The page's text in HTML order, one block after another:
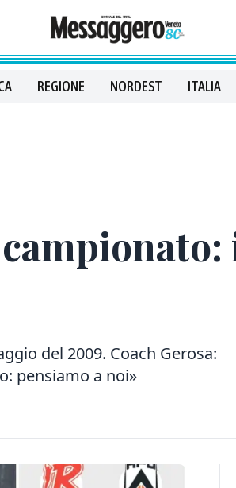
REGIONE NORDEST ITALIA
del 2009. Coach Gerosa:
pensiamo a noi»